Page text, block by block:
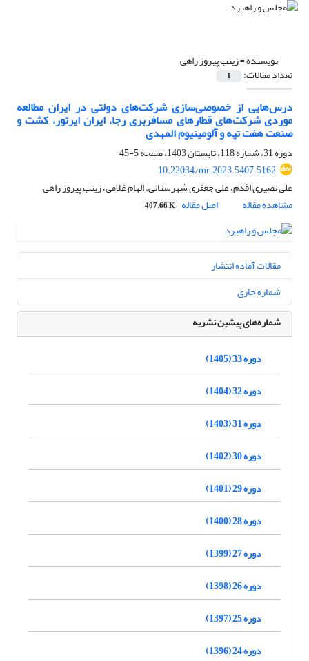
نویسنده =زینب پیروز راهی
تعداد مقالات: 1
درس‌هایی از خصوصی‌سازی شرکت‌های دولتی در ایران مطالعه
موردی شرکت‌های قطارهای مسافربری رجا، ایران ایرتور، کشت و
صنعت هفت تپه و آلومینیوم المهدی
دوره 31، شماره 118، تابستان 1403، صفحه
5-45
10.22034/mr.2023.5407.5162
علی نصیری اقدم، علی جعفری شهرستانی، الهام غلامی، زینب پیروز راهی
مشاهده مقاله
اصل مقاله 407.66 K
مقالات آماده انتشار
شماره جاری
شماره‌های پیشین نشریه
دوره 33 (1405)
دوره 32 (1404)
دوره 31 (1403)
دوره 30 (1402)
دوره 29 (1401)
دوره 28 (1400)
دوره 27 (1399)
دوره 26 (1398)
دوره 25 (1397)
دوره 24 (1396)